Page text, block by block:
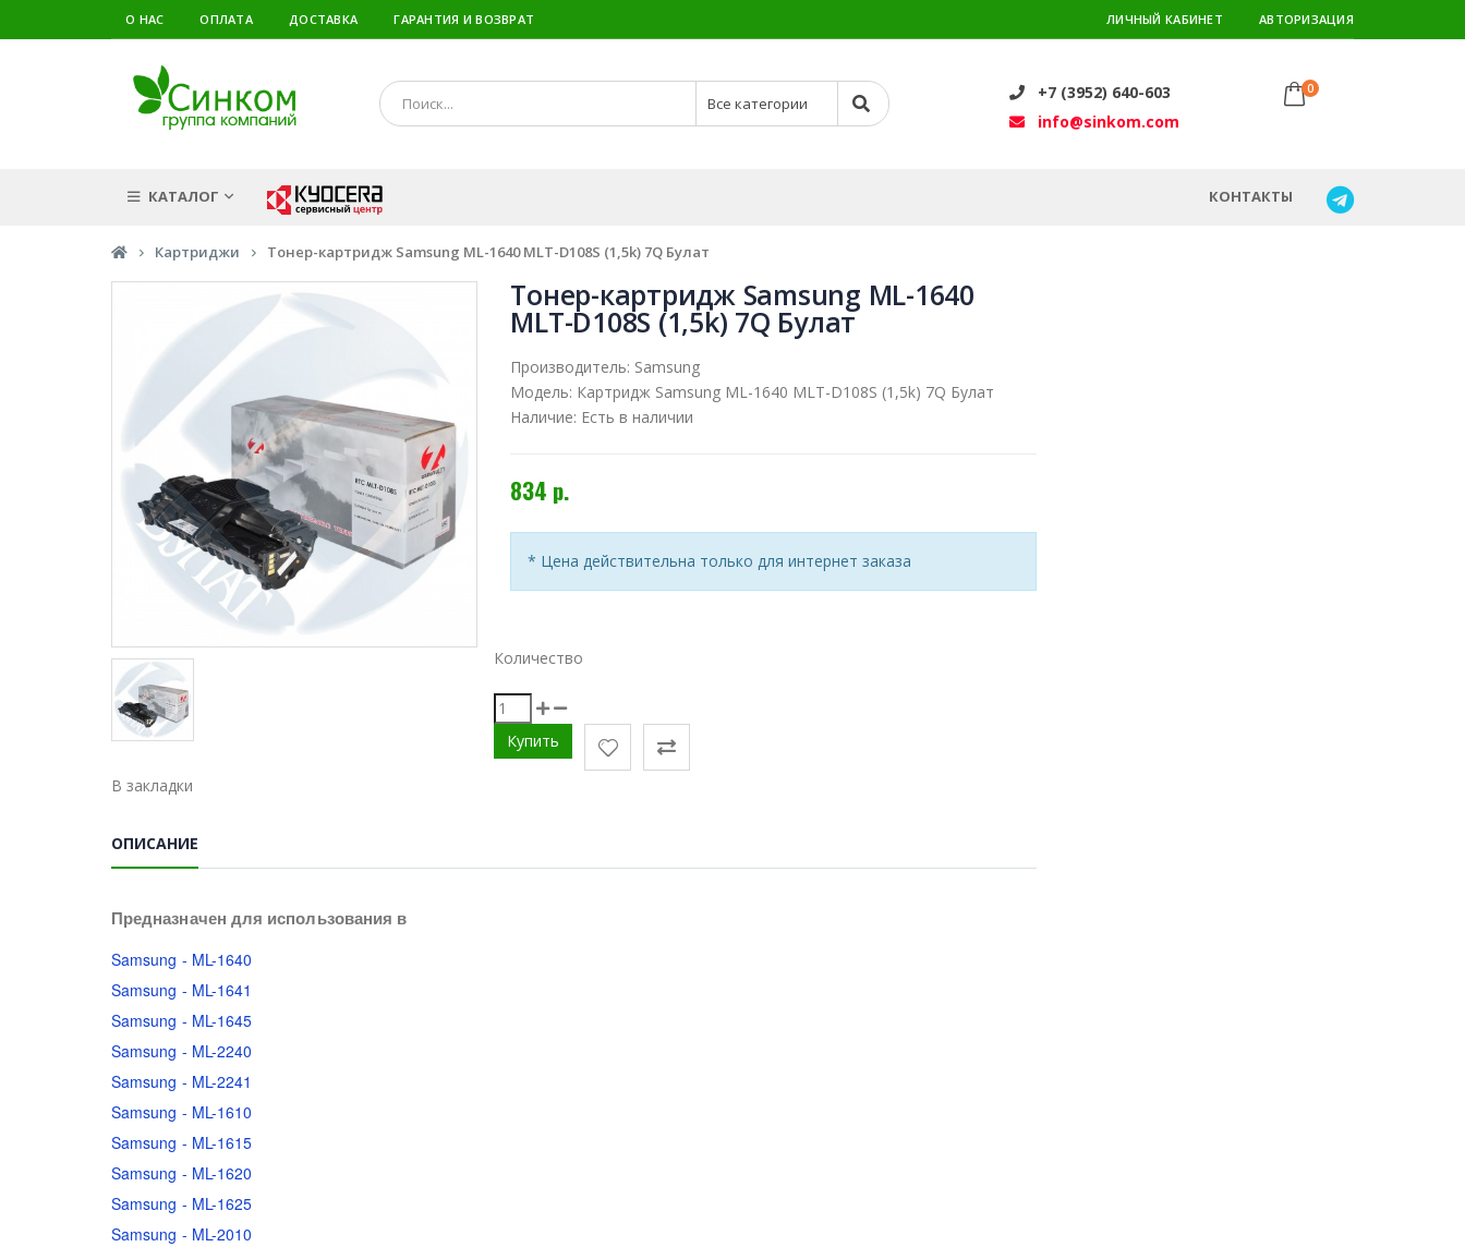
О НАС ОПЛАТА ДОСТАВКА ГАРАНТИЯ И ВОЗВРАТ ЛИЧНЫЙ КАБИНЕТ АВТОРИЗАЦИЯ
+7 (3952) 640-603
info@sinkom.com
0
КАТАЛОГ КОНТАКТЫ
Картриджи Тонер-картридж Samsung ML-1640 MLT-D108S (1,5k) 7Q Булат
Тонер-картридж Samsung ML-1640
MLT-D108S (1,5k) 7Q Булат
Производитель: Samsung
Модель: Картридж Samsung ML-1640 MLT-D108S (1,5k) 7Q Булат
Наличие: Есть в наличии
834 р.
* Цена действительна только для интернет заказа
Количество
В закладки
ОПИСАНИЕ
Предназначен для использования в
Samsung - ML-1640
Samsung - ML-1641
Samsung - ML-1645
Samsung - ML-2240
Samsung - ML-2241
Samsung - ML-1610
Samsung - ML-1615
Samsung - ML-1620
Samsung - ML-1625
Samsung - ML-2010